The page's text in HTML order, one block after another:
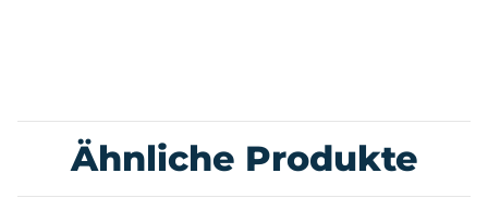
Ähnliche Produkte